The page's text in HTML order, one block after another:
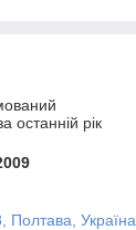
останній рік
Полтава, Україна